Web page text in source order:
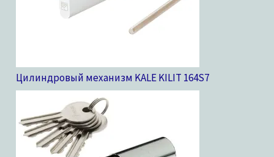
Цилиндровый механизм KALE KILIT 164S7